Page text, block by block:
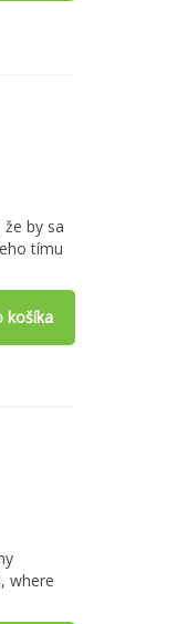
by sa
tímu
košíka
where